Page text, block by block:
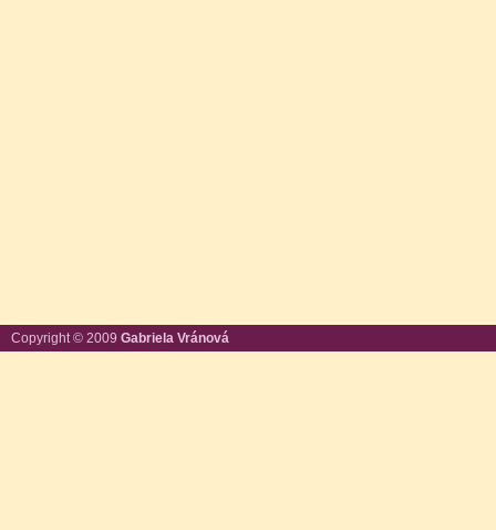
Copyright © 2009 Gabriela Vránová